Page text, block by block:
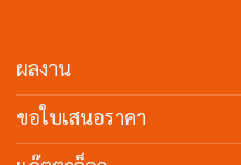
ผลงาน
ขอใบเสนอราคา